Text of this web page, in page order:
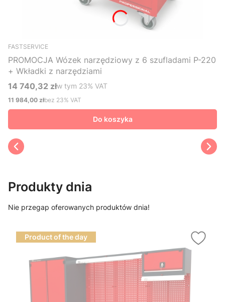
FASTSERVICE
PROMOCJA Wózek narzędziowy z 6 szufladami P-220
+ Wkładki z narzędziami
Cena brutto
14 740,32 złw tym %s VAT
w tym 23% VAT
Cena netto
11 984,00 złbez 23% VAT
Do koszyka
Produkty dnia
Nie przegap oferowanych produktów dnia!
Product of the day